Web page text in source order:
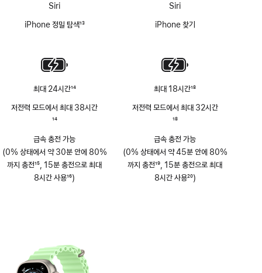
Siri
iPhone 정밀 탐색13
최대 24시간14
저전력 모드에서 최대 38시간
14
급속 충전 가능
(0% 상태에서 약 30분 안에 80%
까지 충전15 , 15분 충전으로 최대
8시간 사용16)
Siri
iPhone 찾기
최대 18시간18
저전력 모드에서 최대 32시간
18
급속 충전 가능
(0% 상태에서 약 45분 안에 80%
까지 충전19 , 15분 충전으로 최대
8시간 사용20)